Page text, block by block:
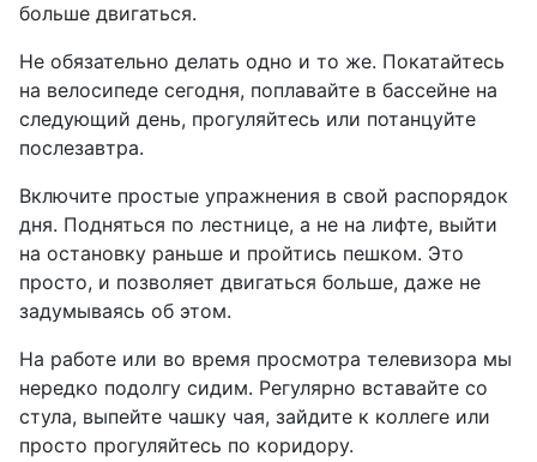
больше двигаться.
Не обязательно делать одно и то же. Покатайтесь
на велосипеде сегодня, поплавайте в бассейне на
следующий день, прогуляйтесь или потанцуйте
послезавтра.
Включите простые упражнения в свой распорядок
дня. Подняться по лестнице, а не на лифте, выйти
на остановку раньше и пройтись пешком. Это
просто, и позволяет двигаться больше, даже не
задумываясь об этом.
На работе или во время просмотра телевизора мы
нередко подолгу сидим. Регулярно вставайте со
стула, выпейте чашку чая, зайдите к коллеге или
просто прогуляйтесь по коридору.